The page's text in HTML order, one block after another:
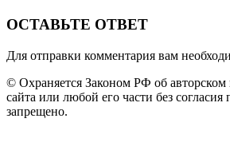
ОСТАВЬТЕ ОТВЕТ
Для отправки комментария вам
© Охраняется Законом РФ об
сайта или любой его части без согласия
запрещено.